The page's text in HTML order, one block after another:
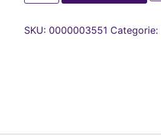
SKU: 0000003551 Categorie: